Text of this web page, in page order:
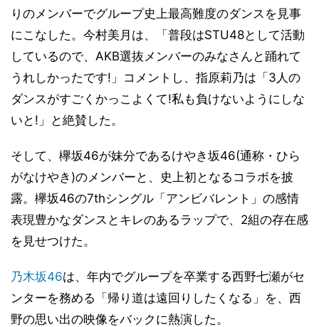
りのメンバーでグループ史上最高難度のダンスを見事
にこなした。今村美月は、「普段はSTU48として活動
しているので、AKB選抜メンバーのみなさんと踊れて
うれしかったです!」コメントし、指原莉乃は「3人の
ダンスがすごくかっこよくて!私も負けないようにしな
いと!」と絶賛した。
そして、欅坂46が妹分であるけやき坂46(通称・ひら
がなけやき)のメンバーと、史上初となるコラボを披
露。欅坂46の7thシングル「アンビバレント」の感情
表現豊かなダンスとキレのあるラップで、2組の存在感
を見せつけた。
乃木坂46は、年内でグループを卒業する西野七瀬がセ
ンターを務める「帰り道は遠回りしたくなる」を、西
野の思い出の映像をバックに熱演した。